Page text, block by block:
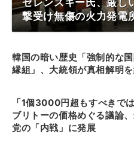
ゼレンスキー氏、厳し
撃受け無傷の火力発電
韓国の暗い歴史「強制的な
縁組」、大統領が真相解明
「1個3000円超もすべきでは
ブリトーの価格めぐる議論
党の「内戦」に発展